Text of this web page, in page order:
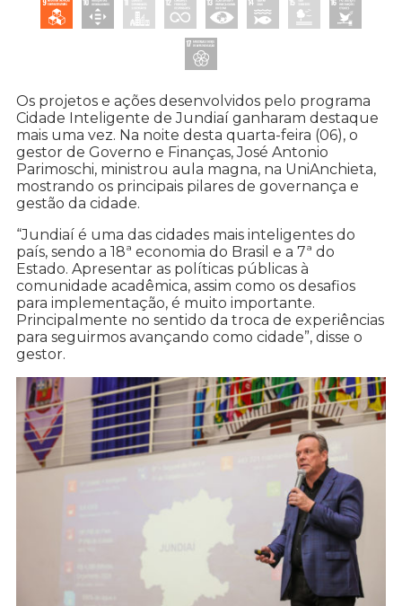
Os projetos e ações desenvolvidos pelo programa
Cidade Inteligente de Jundiaí ganharam destaque
mais uma vez. Na noite desta quarta-feira (06), o
gestor de Governo e Finanças, José Antonio
Parimoschi, ministrou aula magna, na UniAnchieta,
mostrando os principais pilares de governança e
gestão da cidade.
“Jundiaí é uma das cidades mais inteligentes do
país, sendo a 18ª economia do Brasil e a 7ª do
Estado. Apresentar as políticas públicas à
comunidade acadêmica, assim como os desafios
para implementação, é muito importante.
Principalmente no sentido da troca de experiências
para seguirmos avançando como cidade”, disse o
gestor.